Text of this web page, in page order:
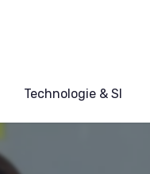
Technologie & SI